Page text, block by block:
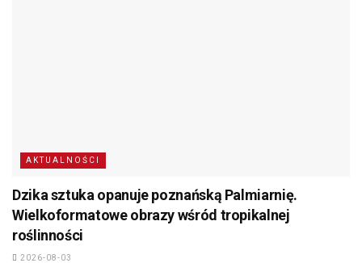
AKTUALNOŚCI
Dzika sztuka opanuje poznańską Palmiarnię.
Wielkoformatowe obrazy wśród tropikalnej
roślinności
2026-08-03